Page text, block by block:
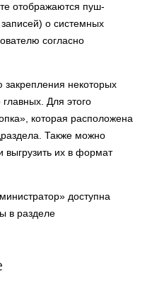
отображаются пуш-
о системных
согласно
закрепления некоторых
Для этого
которая расположена
Также можно
выгрузить их в формат
доступна
в разделе